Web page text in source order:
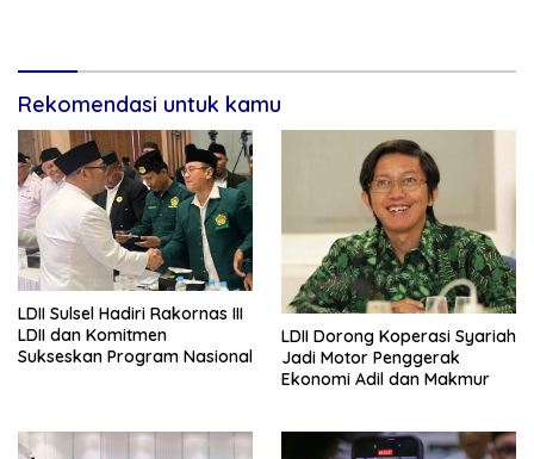
Rekomendasi untuk kamu
LDII Sulsel Hadiri Rakornas III
LDII dan Komitmen
Sukseskan Program Nasional
LDII Dorong Koperasi Syariah
Jadi Motor Penggerak
Ekonomi Adil dan Makmur